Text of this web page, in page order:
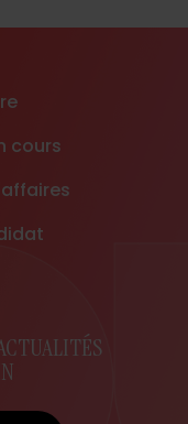
cours